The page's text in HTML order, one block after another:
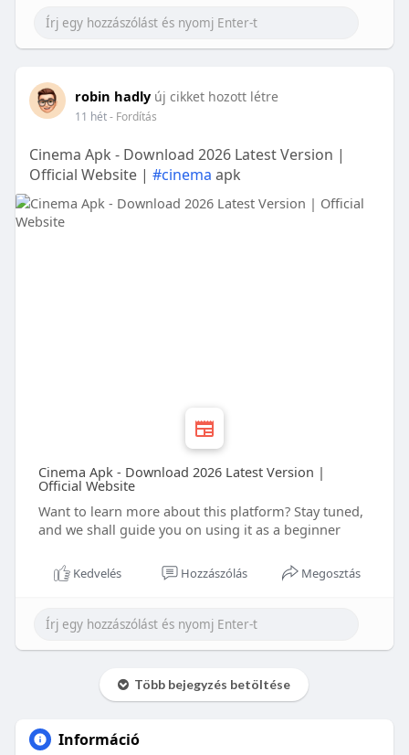
robin hadly új cikket hozott létre
11 hét- Fordítás
Cinema Apk - Download 2026 Latest Version |
Official Website | #cinema apk
Cinema Apk - Download 2026 Latest Version |
Official Website
Want to learn more about this platform? Stay tuned,
and we shall guide you on using it as a beginner
Kedvelés Hozzászólás Megosztás
Több bejegyzés betöltése
Információ